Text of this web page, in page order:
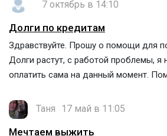
7 октябрь в 14:10
Долги по кредитам
Здравствуйте. Прошу о помощи для
Долги растут, с работой проблемы, я
оплатить сама на данный момент.
Таня 17 май в 11:05
Мечтаем выжить